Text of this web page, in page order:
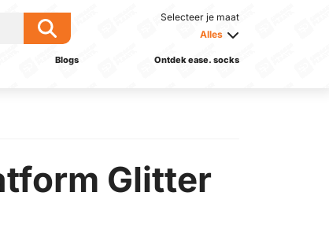
Selecteer je maat
Alles
Blogs Ontdek ease. socks
Glitter